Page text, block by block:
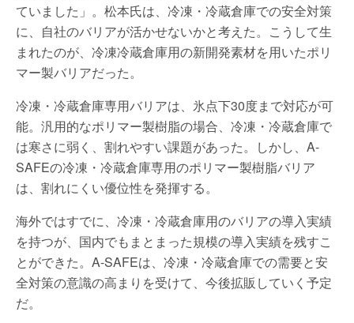
ていました」。松本氏は、冷凍・冷蔵倉庫での安全対策
に、自社のバリアが活かせないかと考えた。こうして生
まれたのが、冷凍冷蔵倉庫用の新開発素材を用いたポリ
マー製バリアだった。
冷凍・冷蔵倉庫専用バリアは、氷点下30度まで対応が可
能。汎用的なポリマー製樹脂の場合、冷凍・冷蔵倉庫で
は寒さに弱く、割れやすい課題があった。しかし、A-
SAFEの冷凍・冷蔵倉庫専用のポリマー製樹脂バリア
は、割れにくい優位性を発揮する。
海外ではすでに、冷凍・冷蔵倉庫用のバリアの導入実績
を持つが、国内でもまとまった規模の導入実績を残すこ
とができた。A-SAFEは、冷凍・冷蔵倉庫での需要と安
全対策の意識の高まりを受けて、今後拡販していく予定
だ。